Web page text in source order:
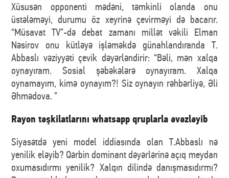
Xüsusən opponenti mədəni, təmkinli olanda onu
üstələməyi, durumu öz xeyrinə çevirməyi də bacarır.
“Müsavat TV”-də debat zamanı millət vəkili Elman
Nəsirov onu kütləyə işləməkdə günahlandıranda T.
Abbaslı vəziyyəti çevik dəyərləndirir: “Bəli, mən xalqa
oynayıram. Sosial şəbəkələrə oynayıram. Xalqa
oynamayım, kimə oynayım?! Siz oynayın rəhbərliyə, Əli
Əhmədova. ”
Rayon təşkilatlarını whatsapp qruplarla əvəzləyib
Siyasətdə yeni model iddiasında olan T.Abbaslı nə
yenilik eləyib? Qərbin dominant dəyərlərinə açıq meydan
oxumasıdırmı yenilik? Xalqın dilində danışmasıdırmı?